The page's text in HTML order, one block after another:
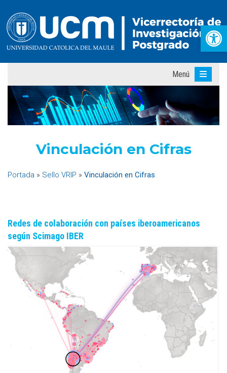
Menú
Vinculación en Cifras
Portada » Sello VRIP » Vinculación en Cifras
Redes de colaboración con países iberoamericanos
según Scimago IBER